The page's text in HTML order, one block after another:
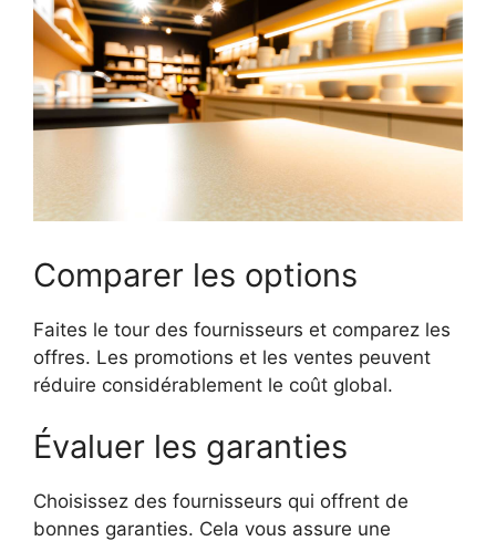
Comparer les options
Faites le tour des fournisseurs et comparez les
offres. Les promotions et les ventes peuvent
réduire considérablement le coût global.
Évaluer les garanties
Choisissez des fournisseurs qui offrent de
bonnes garanties. Cela vous assure une